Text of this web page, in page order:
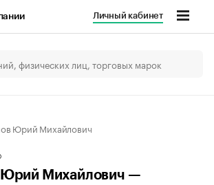
Личный кабинет
Юрий Михайлович
Юрий Михайлович —